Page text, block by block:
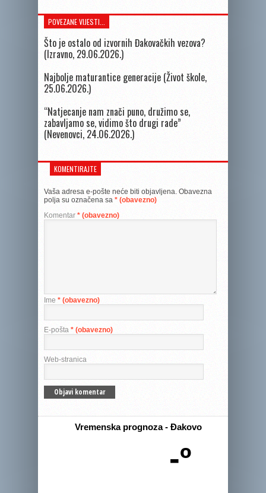
POVEZANE VIJESTI...
Što je ostalo od izvornih Đakovačkih vezova?
(Izravno, 29.06.2026.)
Najbolje maturantice generacije (Život škole,
25.06.2026.)
“Natjecanje nam znači puno, družimo se,
zabavljamo se, vidimo što drugi rade”
(Nevenovci, 24.06.2026.)
KOMENTIRAJTE
Vaša adresa e-pošte neće biti objavljena. Obavezna
polja su označena sa * (obavezno)
Komentar * (obavezno)
Ime * (obavezno)
E-pošta * (obavezno)
Web-stranica
Vremenska prognoza - Đakovo
-º